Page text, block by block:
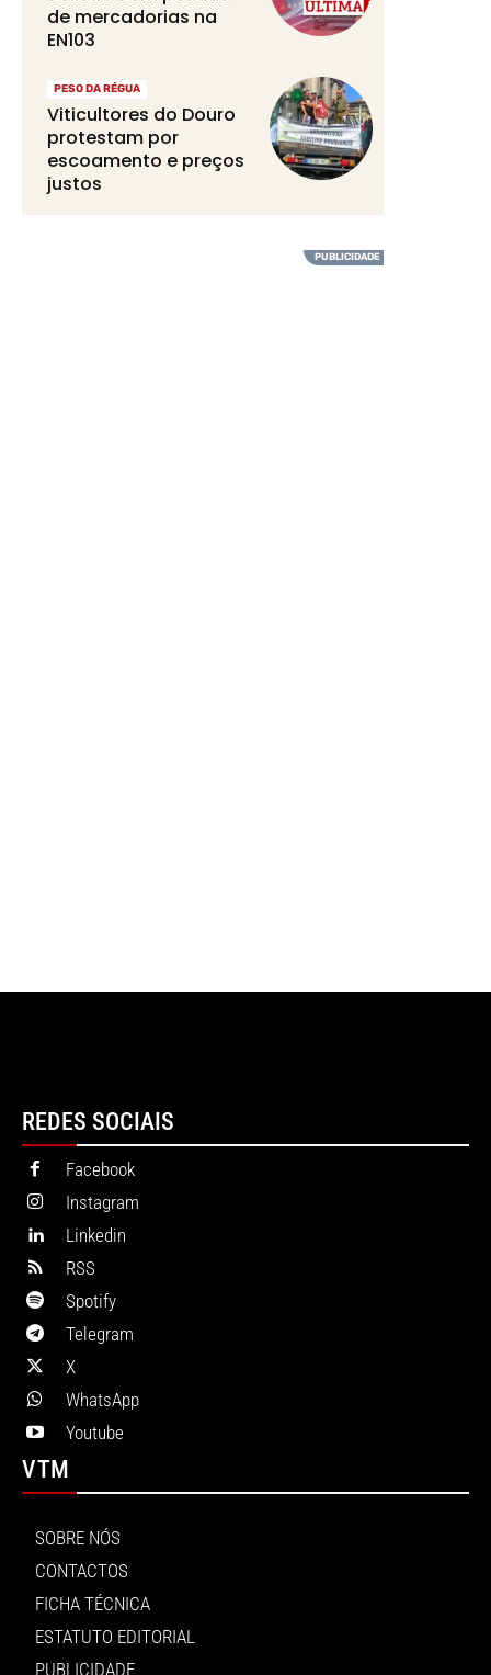
de mercadorias na
EN103
PESO DA RÉGUA
Viticultores do Douro
protestam por
escoamento e preços
justos
REDES SOCIAIS
Facebook
Instagram
Linkedin
RSS
Spotify
Telegram
X
WhatsApp
Youtube
VTM
SOBRE NÓS
CONTACTOS
FICHA TÉCNICA
ESTATUTO EDITORIAL
PUBLICIDADE